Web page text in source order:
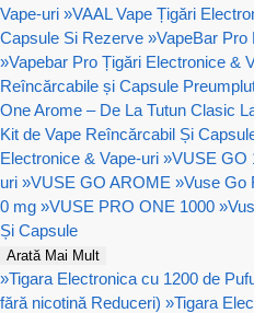
Vape-uri »VAAL Vape Țigări
Capsule Si Rezerve »VapeBar Pro
»Vapebar Pro Țigări Electronice &
Reîncărcabile și Capsule
One Arome – De La Tutun Clasic
Kit de Vape Reîncărcabil Și
Electronice & Vape-uri »VUSE GO
uri »VUSE GO AROME »Vuse Go
0 mg »VUSE PRO ONE 1000 »
Și Capsule
Arată Mai Mult
»Tigara Electronica cu 1200 de
fără nicotină Reduceri) »Tigara